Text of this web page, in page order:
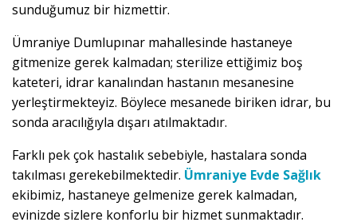
sunduğumuz bir hizmettir.
Ümraniye Dumlupınar mahallesinde hastaneye
gitmenize gerek kalmadan; sterilize ettiğimiz boş
kateteri, idrar kanalından hastanın mesanesine
yerleştirmekteyiz. Böylece mesanede biriken idrar, bu
sonda aracılığıyla dışarı atılmaktadır.
Farklı pek çok hastalık sebebiyle, hastalara sonda
takılması gerekebilmektedir. Ümraniye Evde Sağlık
ekibimiz, hastaneye gelmenize gerek kalmadan,
evinizde sizlere konforlu bir hizmet sunmaktadır.